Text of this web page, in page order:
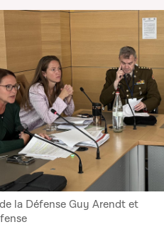
la Défense Guy Arendt et